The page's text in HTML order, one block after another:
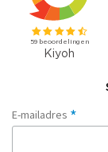
E-mailadres *